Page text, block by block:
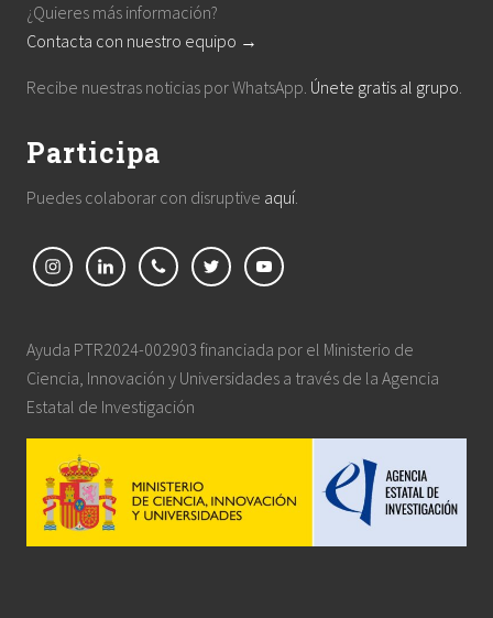
¿Quieres más información?
Contacta con nuestro equipo →
Recibe nuestras noticias por WhatsApp. Únete gratis al grupo.
Participa
Puedes colaborar con disruptive aquí.
Ayuda PTR2024-002903 financiada por el Ministerio de
Ciencia, Innovación y Universidades a través de la Agencia
Estatal de Investigación